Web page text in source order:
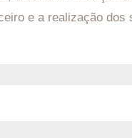
e a realização dos